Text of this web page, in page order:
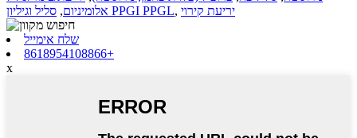
אלומיניום, סליל וגיליון PPGI PPGL, יריעת קירוי
שלח אימייל
8618954108866+
x